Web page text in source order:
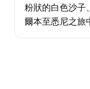
粉狀的白色沙子
爾本至悉尼之旅